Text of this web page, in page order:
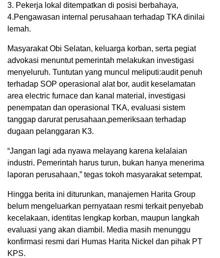
3. Pekerja lokal ditempatkan di posisi berbahaya,
4.Pengawasan internal perusahaan terhadap TKA dinilai
lemah.
Masyarakat Obi Selatan, keluarga korban, serta pegiat
advokasi menuntut pemerintah melakukan investigasi
menyeluruh. Tuntutan yang muncul meliputi:audit penuh
terhadap SOP operasional alat bor, audit keselamatan
area electric furnace dan kanal material, investigasi
penempatan dan operasional TKA, evaluasi sistem
tanggap darurat perusahaan,pemeriksaan terhadap
dugaan pelanggaran K3.
“Jangan lagi ada nyawa melayang karena kelalaian
industri. Pemerintah harus turun, bukan hanya menerima
laporan perusahaan,” tegas tokoh masyarakat setempat.
Hingga berita ini diturunkan, manajemen Harita Group
belum mengeluarkan pernyataan resmi terkait penyebab
kecelakaan, identitas lengkap korban, maupun langkah
evaluasi yang akan diambil. Media masih menunggu
konfirmasi resmi dari Humas Harita Nickel dan pihak PT
KPS.